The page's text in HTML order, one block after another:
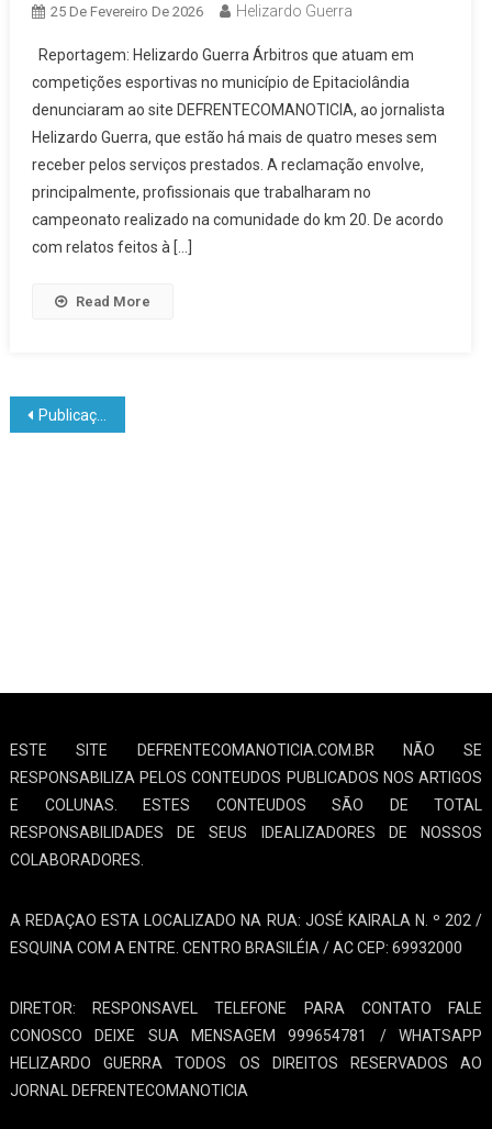
25 De Fevereiro De 2026 Helizardo Guerra
Reportagem: Helizardo Guerra Árbitros que atuam em
competições esportivas no município de Epitaciolândia
denunciaram ao site DEFRENTECOMANOTICIA, ao jornalista
Helizardo Guerra, que estão há mais de quatro meses sem
receber pelos serviços prestados. A reclamação envolve,
principalmente, profissionais que trabalharam no
campeonato realizado na comunidade do km 20. De acordo
com relatos feitos à […]
Read More
Publicações mais antigas
ESTE SITE DEFRENTECOMANOTICIA.COM.BR NÃO SE
RESPONSABILIZA PELOS CONTEUDOS PUBLICADOS NOS ARTIGOS
E COLUNAS. ESTES CONTEUDOS SÃO DE TOTAL
RESPONSABILIDADES DE SEUS IDEALIZADORES DE NOSSOS
COLABORADORES.
A REDAÇAO ESTA LOCALIZADO NA RUA: JOSÉ KAIRALA N. º 202 /
ESQUINA COM A ENTRE. CENTRO BRASILÉIA / AC CEP: 69932000
DIRETOR: RESPONSAVEL TELEFONE PARA CONTATO FALE
CONOSCO DEIXE SUA MENSAGEM 999654781 / WHATSAPP
HELIZARDO GUERRA TODOS OS DIREITOS RESERVADOS AO
JORNAL DEFRENTECOMANOTICIA